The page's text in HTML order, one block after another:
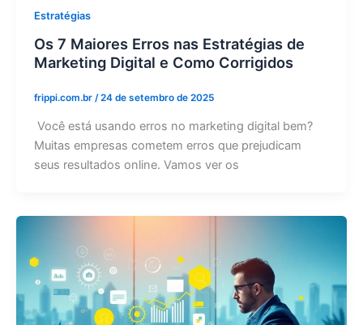
Estratégias
Os 7 Maiores Erros nas Estratégias de
Marketing Digital e Como Corrigidos
frippi.com.br /24 de setembro de 2025
Você está usando erros no marketing digital bem?
Muitas empresas cometem erros que prejudicam
seus resultados online. Vamos ver os